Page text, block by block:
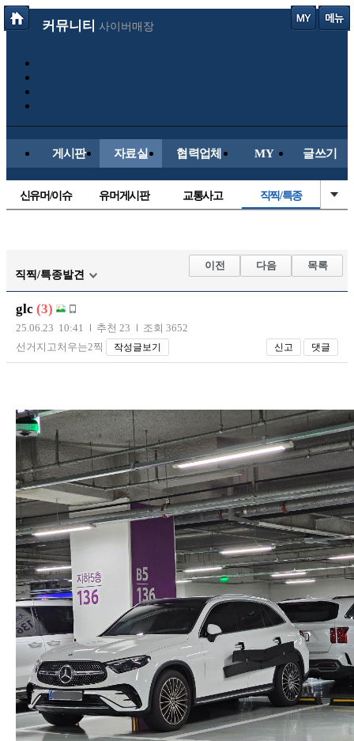
커뮤니티 사이버매장
게시판 자료실 협력업체 MY 글쓰기
신유머/이슈 유머게시판 교통사고 직찍/특종
자유사진 군사/무기
트럭/버스 항공/해운/철도
장착시공사진
직찍/특종발견
이전 다음 목록
glc (3)
25.06.23 10:41 추천 23
조회 3652
선거지고처우는2찍
작성글보기 신고 댓글